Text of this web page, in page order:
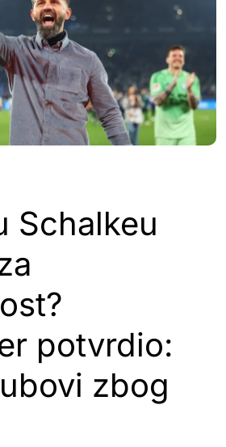
Schalkeu
potvrdio:
zbog